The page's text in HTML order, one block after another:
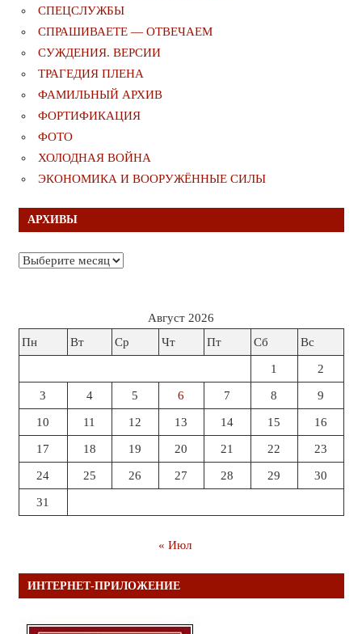
СПЕЦСЛУЖБЫ
СПРАШИВАЕТЕ — ОТВЕЧАЕМ
СУЖДЕНИЯ. ВЕРСИИ
ТРАГЕДИЯ ПЛЕНА
ФАМИЛЬНЫЙ АРХИВ
ФОРТИФИКАЦИЯ
ФОТО
ХОЛОДНАЯ ВОЙНА
ЭКОНОМИКА И ВООРУЖЁННЫЕ СИЛЫ
АРХИВЫ
Архивы
Август 2026
Пн
Вт Ср Чт Пт Сб Вс
1 2
3 4 5 6 7 8 9
10 11 12 13 14 15 16
17 18 19 20 21 22 23
24 25 26 27 28 29 30
31
« Июл
ИНТЕРНЕТ-ПРИЛОЖЕНИЕ